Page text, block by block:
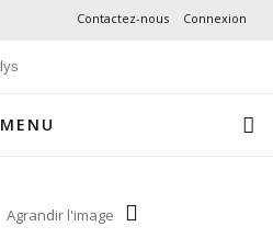
Connexion
Contactez-nous
MENU
Agrandir l'image